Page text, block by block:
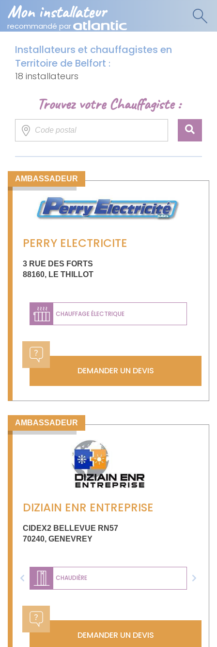
Mon installateur
recommandé par
Installateurs et chauffagistes en
Territoire de Belfort :
18 installateurs
Trouvez votre Chauffagiste :
AMBASSADEUR
PERRY ELECTRICITE
3 RUE DES FORTS
88160, LE THILLOT
CHAUFFAGE ÉLECTRIQUE
DEMANDER UN DEVIS
AMBASSADEUR
DIZIAIN ENR ENTREPRISE
CIDEX2 BELLEVUE RN57
70240, GENEVREY
CHAUDIÈRE
Previous Next
DEMANDER UN DEVIS